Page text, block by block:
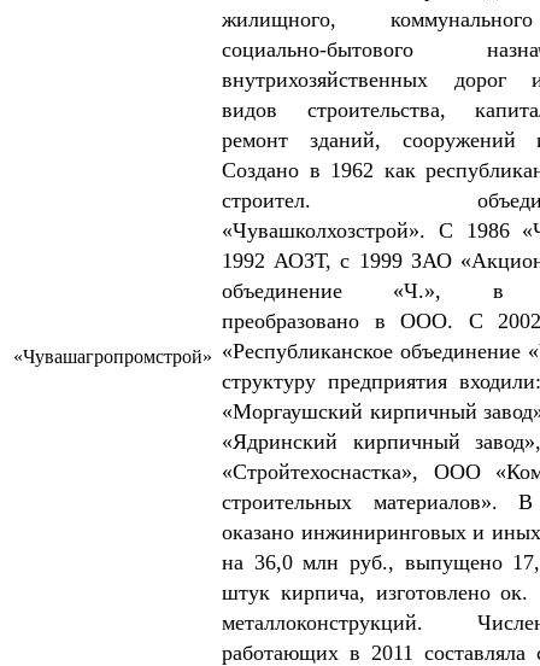
«Чувашагропромстрой»
жилищного,
социально-бытового
внутрихо­зяй­ственных
видов строительства,
ремонт зданий,
Создано в 1962 как
строител.
«Чувашколхозстрой». С 1986
1992 АОЗТ, с 1999 ЗАО
объединение «Ч.», в
преобразовано в ООО. С
«Республиканское объединение
структуру предприятия
«Моргауш­ский кирпичный
«Ядрин­ский кирпичный
«Строй­тех­ос­настка», ООО
строительных материалов».
оказано инжиниринговых и
на 36,0 млн руб., выпущено
штук кирпича, изготовлено
металлоконструкций.
работающих в 2011 составляла